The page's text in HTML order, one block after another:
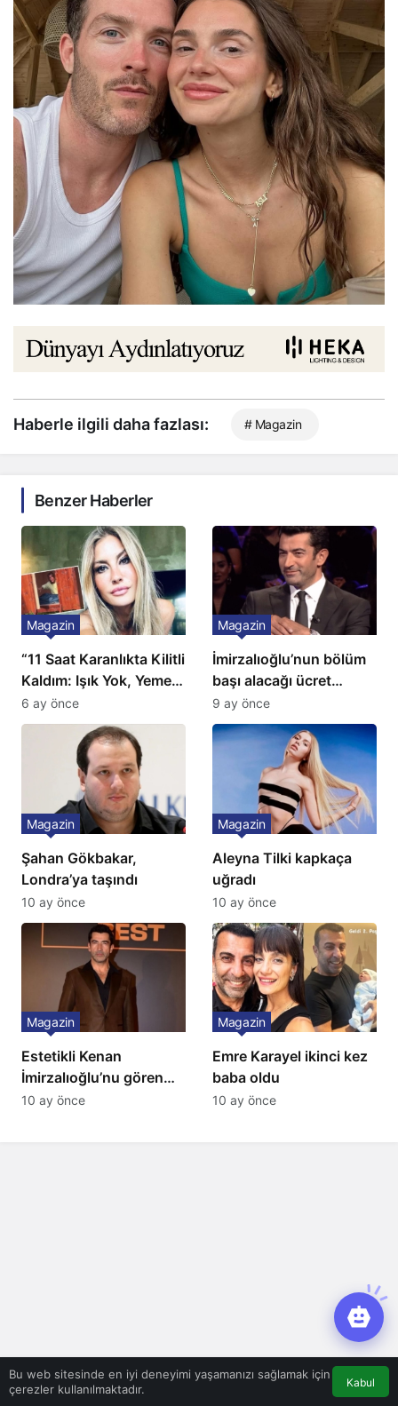
Haberle ilgili daha fazlası: # Magazin
Benzer Haberler
“11 Saat Karanlıkta Kilitli
Kaldım: Işık Yok, Yemek
Yok, Tuvalet Yok!”
Çağla Şikel’den Şok
Magazin
6 ay önce
İmirzalıoğlu’nun bölüm
başı alacağı ücret
Türkiye’de bir ilk:
Gözünü 2 ilçeye dikti!
Magazin
9 ay önce
Şahan Gökbakar,
Londra’ya taşındı
Magazin
10 ay önce
Aleyna Tilki kapkaça
uğradı
Magazin
10 ay önce
Estetikli Kenan
İmirzalıoğlu’nu gören
tanıyamıyor: Son hali
Magazin
10 ay önce
Emre Karayel ikinci kez
baba oldu
Magazin
10 ay önce
Bu web sitesinde en iyi deneyimi yaşamanızı sağlamak için
çerezler kullanılmaktadır.
Kabul